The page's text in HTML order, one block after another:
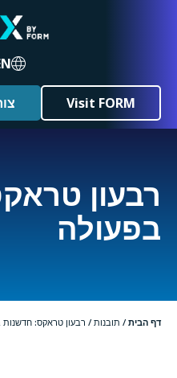
Visit FORM
רבעון
בפעולה
דף הבית / תובנות / רבעון טראקס: